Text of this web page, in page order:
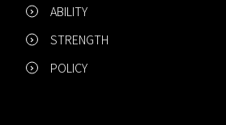
ABILITY
STRENGTH
POLICY